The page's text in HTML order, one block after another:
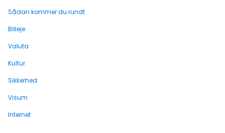
Sådan kommer du rundt
Billeje
Valuta
Kultur
Sikkerhed
Visum
Internet